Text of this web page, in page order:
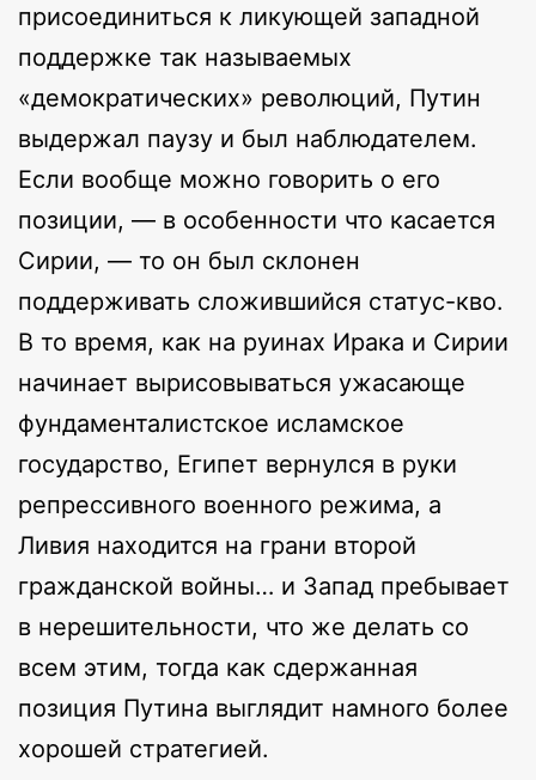
присоединиться к ликующей западной
поддержке так называемых
«демократических» революций, Путин
выдержал паузу и был наблюдателем.
Если вообще можно говорить о его
позиции, — в особенности что касается
Сирии, — то он был склонен
поддерживать сложившийся статус-кво.
В то время, как на руинах Ирака и Сирии
начинает вырисовываться ужасающе
фундаменталистское исламское
государство, Египет вернулся в руки
репрессивного военного режима, а
Ливия находится на грани второй
гражданской войны… и Запад пребывает
в нерешительности, что же делать со
всем этим, тогда как сдержанная
позиция Путина выглядит намного более
хорошей стратегией.